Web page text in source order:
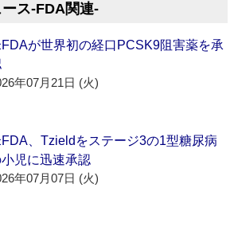
ス‐FDA関連‐
が世界初の経口PCSK9阻害薬を承
年07月21日 (火)
、Tzieldをステージ3の1型糖尿病
児に迅速承認
年07月07日 (火)